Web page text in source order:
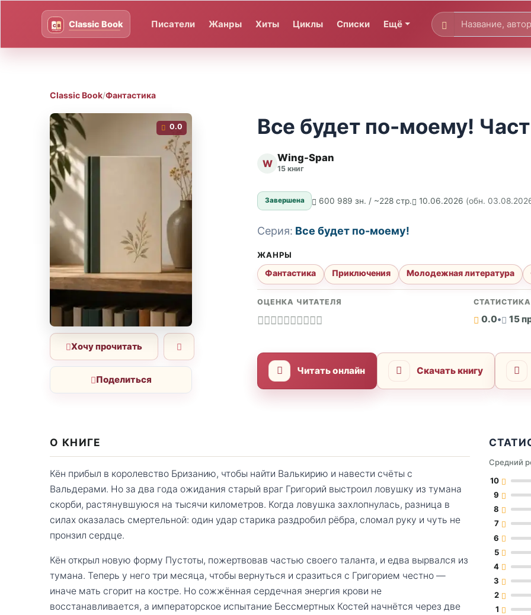
Писатели Жанры Хиты Циклы Списки Ещё
Classic Book/Фантастика
0.0
Хочу прочитать
Поделиться
Все будет по-моему!
W Wing-Span
15 книг
Завершена 600 989 зн. / ~228 стр. 10.06.2026 (обн.
Серия: Все будет по-моему!
ЖАНРЫ
Фантастика Приключения Молодежная литература
ОЦЕНКА ЧИТАТЕЛЯ СТАТИСТИКА
0.0• 15
Читать онлайн Скачать книгу
О КНИГЕ
Кён прибыл в королевство Бризанию, чтобы найти Валькирию и навести счёты с
Вальдерами. Но за два года ожидания старый враг Григорий выстроил ловушку из тумана
скорби, растянувшуюся на тысячи километров. Когда ловушка захлопнулась, разница в
силах оказалась смертельной: один удар старика раздробил рёбра, сломал руку и чуть не
пронзил сердце.
Кён открыл новую форму Пустоты, пожертвовав частью своего таланта, и едва вырвался из
тумана. Теперь у него три месяца, чтобы вернуться и сразиться с Григорием честно —
иначе мать сгорит на костре. Но сожжённая сердечная энергия крови не
восстанавливается, а императорское испытание Бессмертных Костей начнётся через две
Средний
10
9
8
7
6
5
4
3
2
1